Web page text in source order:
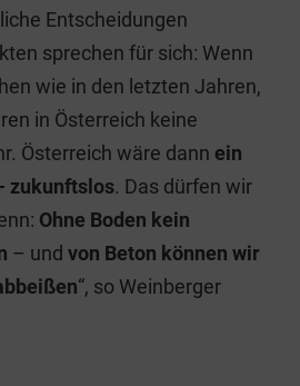
Entscheidungen
sprechen für sich: Wenn
wie in den letzten Jahren,
in Österreich keine
Österreich wäre dann ein
zukunftslos. Das dürfen wir
Ohne Boden kein
– und von Beton können wir
“, so Weinberger